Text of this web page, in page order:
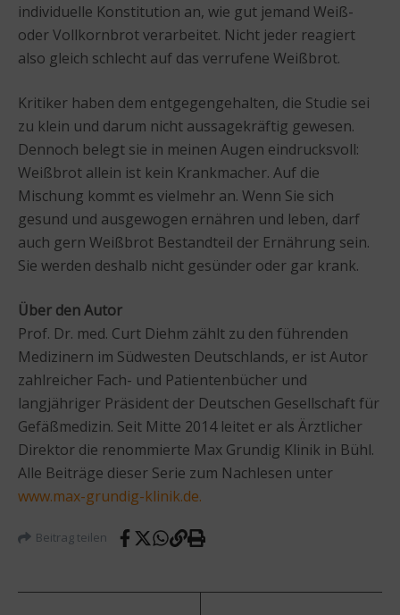
individuelle Konstitution an, wie gut jemand Weiß-
oder Vollkornbrot verarbeitet. Nicht jeder reagiert
also gleich schlecht auf das verrufene Weißbrot.
Kritiker haben dem entgegengehalten, die Studie sei
zu klein und darum nicht aussagekräftig gewesen.
Dennoch belegt sie in meinen Augen eindrucksvoll:
Weißbrot allein ist kein Krankmacher. Auf die
Mischung kommt es vielmehr an. Wenn Sie sich
gesund und ausgewogen ernähren und leben, darf
auch gern Weißbrot Bestandteil der Ernährung sein.
Sie werden deshalb nicht gesünder oder gar krank.
Über den Autor
Prof. Dr. med. Curt Diehm zählt zu den führenden
Medizinern im Südwesten Deutschlands, er ist Autor
zahlreicher Fach- und Patientenbücher und
langjähriger Präsident der Deutschen Gesellschaft für
Gefäßmedizin. Seit Mitte 2014 leitet er als Ärztlicher
Direktor die renommierte Max Grundig Klinik in Bühl.
Alle Beiträge dieser Serie zum Nachlesen unter
www.max-grundig-klinik.de.
Beitrag teilen